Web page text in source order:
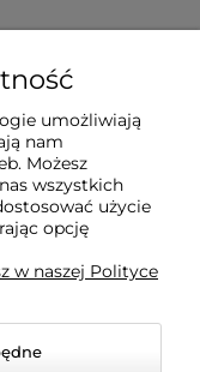
umożliwiają
nam
Możesz
wszystkich
użycie
opcję
w naszej Polityce